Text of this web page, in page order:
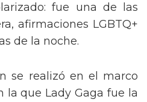
fue una de las
afirmaciones LGBTQ+
de la noche.
se realizó en el marco
la que Lady Gaga fue la